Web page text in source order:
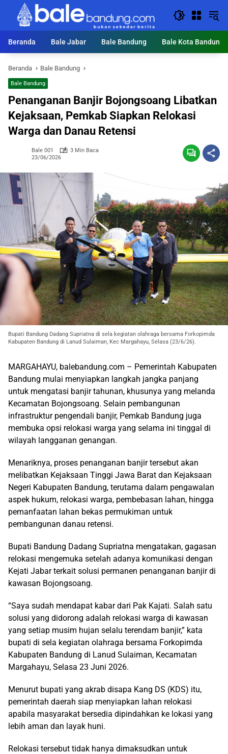
Langsung
konten
Beranda
Bale Jabar Bale Bandung Bale Kota Bandung
Beranda Bale Bandung
Bale Bandung
Penanganan Banjir Bojongsoang Libatkan
Kejaksaan, Pemkab Siapkan Relokasi
Warga dan Danau Retensi
Bale 001
3 Min Baca
23/06/2026
Bupati Bandung Dadang Supriatna di sela kegiatan olahraga bersama Forkopimda
Kabupaten Bandung di Lanud Sulaiman, Kec Margahayu, Selasa (23/6/26).
MARGAHAYU, balebandung.com – Pemerintah Kabupaten
Bandung mulai menyiapkan langkah jangka panjang
untuk mengatasi banjir tahunan, khusunya yang melanda
Kecamatan Bojongsoang. Selain pembangunan
infrastruktur pengendali banjir, Pemkab Bandung juga
membuka opsi relokasi warga yang selama ini tinggal di
wilayah langganan genangan.
Menariknya, proses penanganan banjir tersebut akan
melibatkan Kejaksaan Tinggi Jawa Barat dan Kejaksaan
Negeri Kabupaten Bandung, terutama dalam pengawalan
aspek hukum, relokasi warga, pembebasan lahan, hingga
pemanfaatan lahan bekas permukiman untuk
pembangunan danau retensi.
Bupati Bandung Dadang Supriatna mengatakan, gagasan
relokasi mengemuka setelah adanya komunikasi dengan
Kejati Jabar terkait solusi permanen penanganan banjir di
kawasan Bojongsoang.
“Saya sudah mendapat kabar dari Pak Kajati. Salah satu
solusi yang didorong adalah relokasi warga di kawasan
yang setiap musim hujan selalu terendam banjir,” kata
bupati di sela kegiatan olahraga bersama Forkopimda
Kabupaten Bandung di Lanud Sulaiman, Kecamatan
Margahayu, Selasa 23 Juni 2026.
Menurut bupati yang akrab disapa Kang DS (KDS) itu,
pemerintah daerah siap menyiapkan lahan relokasi
apabila masyarakat bersedia dipindahkan ke lokasi yang
lebih aman dan layak huni.
Relokasi tersebut tidak hanya dimaksudkan untuk